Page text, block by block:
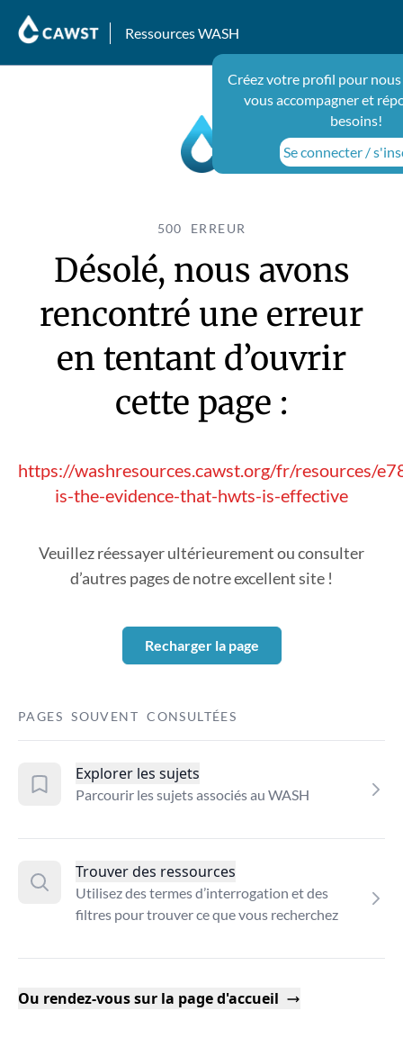
Ressources WASH
Créez votre profil pour
vous accompagner et
besoins!
Se connecter /
500 ERREUR
Désolé, nous avons
rencontré une erreur
en tentant d’ouvrir
cette page :
https://washresources.cawst.org/fr/resources/
is-the-evidence-that-hwts-is-effective
Veuillez réessayer ultérieurement ou consulter
d’autres pages de notre excellent site !
Recharger la page
PAGES SOUVENT CONSULTÉES
Explorer les sujets
Parcourir les sujets associés au WASH
Trouver des ressources
Utilisez des termes d’interrogation et des
filtres pour trouver ce que vous recherchez
Ou rendez-vous sur la page d'accueil